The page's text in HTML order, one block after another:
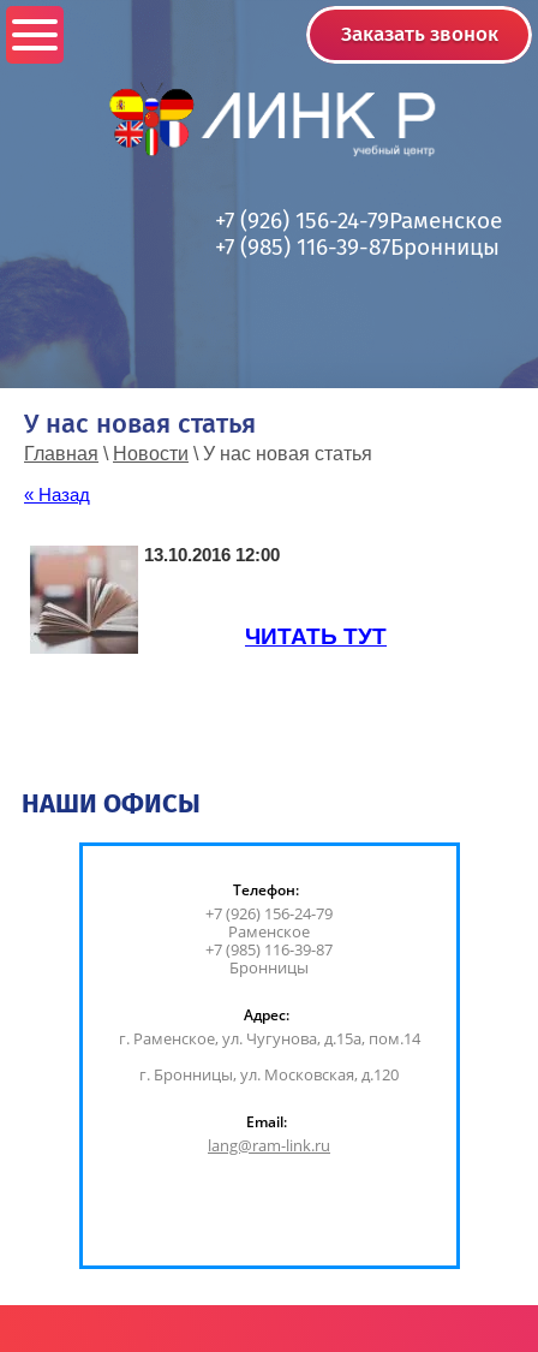
Заказать звонок
+7 (926) 156-24-79Раменское
+7 (985) 116-39-87Бронницы
У нас новая статья
Главная \ Новости \ У нас новая статья
« Назад
13.10.2016 12:00
ЧИТАТЬ ТУТ
НАШИ ОФИСЫ
Телефон:
+7 (926) 156-24-79
Раменское
+7 (985) 116-39-87
Бронницы
Адрес:
г. Раменское, ул. Чугунова, д.15а, пом.14
г. Бронницы, ул. Московская, д.120
Email:
lang@ram-link.ru